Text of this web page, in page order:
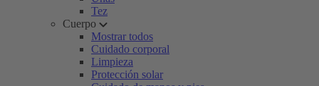
Tez
Cuerpo
Mostrar todos
Cuidado corporal
Limpieza
Protección solar